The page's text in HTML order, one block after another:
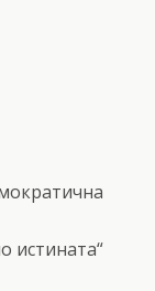
истината“